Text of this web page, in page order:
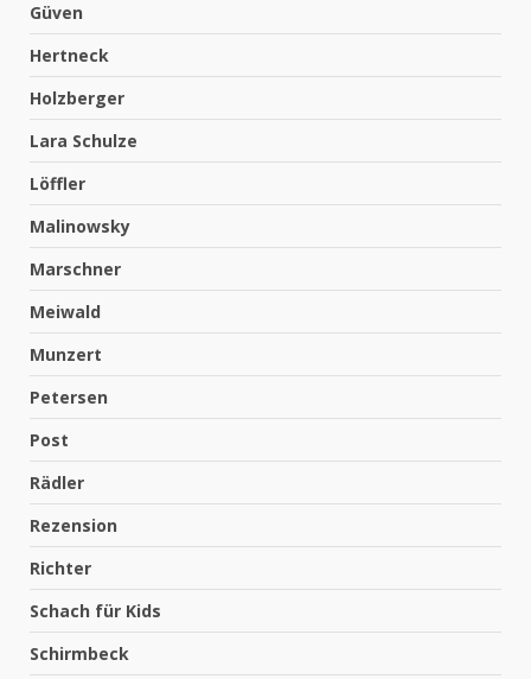
Güven
Hertneck
Holzberger
Lara Schulze
Löffler
Malinowsky
Marschner
Meiwald
Munzert
Petersen
Post
Rädler
Rezension
Richter
Schach für Kids
Schirmbeck